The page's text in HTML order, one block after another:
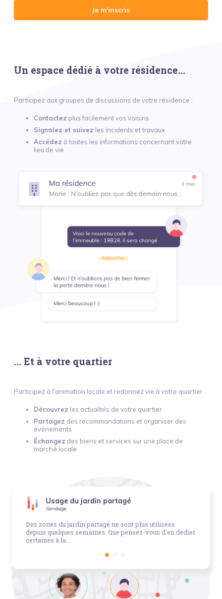
Je m'inscris
Un espace dédié à votre résidence...
Participez aux groupes de discussions de votre résidence :
Contactez plus facilement vos voisins
Signalez et suivez les incidents et travaux
Accédez à toutes les informations concernant votre
lieu de vie
... Et à votre quartier
Participez à l'animation locale et redonnez vie à votre quartier :
Découvrez les actualités de votre quartier
Partagez des recommandations et organiser des
événements
Échangez des biens et services sur une place de
marché locale
Usage du jardin partagé
Sondage
Des zones du jardin partagé ne sont plus utilisées
depuis quelques semaines. Que pensez-vous d'en dédier
certaines à la...